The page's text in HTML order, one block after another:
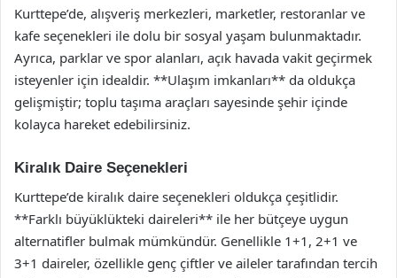
Kurttepe’de, alışveriş merkezleri, marketler, restoranlar ve
kafe seçenekleri ile dolu bir sosyal yaşam bulunmaktadır.
Ayrıca, parklar ve spor alanları, açık havada vakit geçirmek
isteyenler için idealdir. **Ulaşım imkanları** da oldukça
gelişmiştir; toplu taşıma araçları sayesinde şehir içinde
kolayca hareket edebilirsiniz.
Kiralık Daire Seçenekleri
Kurttepe’de kiralık daire seçenekleri oldukça çeşitlidir.
**Farklı büyüklükteki daireleri** ile her bütçeye uygun
alternatifler bulmak mümkündür. Genellikle 1+1, 2+1 ve
3+1 daireler, özellikle genç çiftler ve aileler tarafından tercih